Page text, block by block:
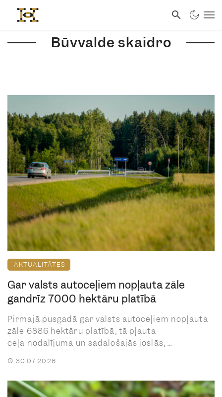
Būvvalde skaidro
AKTUALITĀTES
Gar valsts autoceļiem nopļauta zāle
gandrīz 7000 hektāru platībā
Pirmajā pusgadā gar valsts autoceļiem nopļauta
zāle 6886 hektāru platībā, tā pļauta
ceļa nodalījuma un sadalošajās joslās, ...
30.07.2026